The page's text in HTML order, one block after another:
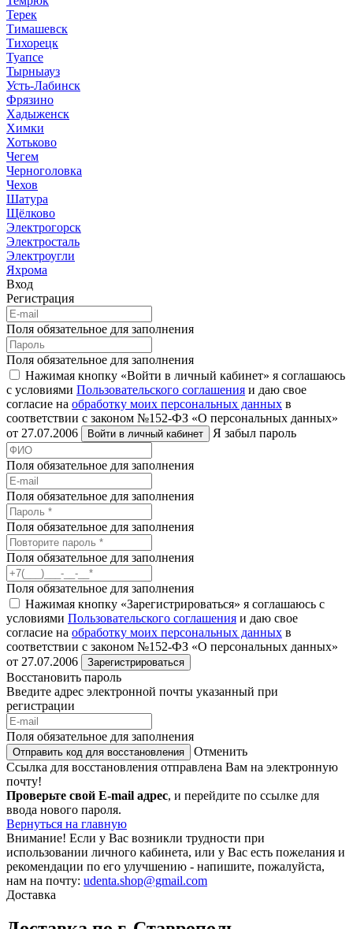
Терек
Тимашевск
Тихорецк
Туапсе
Тырныауз
Усть-Лабинск
Фрязино
Хадыженск
Химки
Хотьково
Чегем
Черноголовка
Чехов
Шатура
Щёлково
Электрогорск
Электросталь
Электроугли
Яхрома
Вход
Регистрация
Поля обязательное для заполнения
Поля обязательное для заполнения
Нажимая кнопку «Войти в личный кабинет» я соглашаюсь
с условиями Пользовательского соглашения и даю свое
согласие на обработку моих персональных данных в
соответствии с законом №152-ФЗ «О персональных данных»
от 27.07.2006
Войти в личный кабинет Я забыл пароль
Поля обязательное для заполнения
Поля обязательное для заполнения
Поля обязательное для заполнения
Поля обязательное для заполнения
Поля обязательное для заполнения
Нажимая кнопку «Зарегистрироваться» я соглашаюсь с
условиями Пользовательского соглашения и даю свое
согласие на обработку моих персональных данных в
соответствии с законом №152-ФЗ «О персональных данных»
от 27.07.2006
Зарегистрироваться
Восстановить пароль
Введите адрес электронной почты указанный при
регистрации
Поля обязательное для заполнения
Отправить код для восстановления
Отменить
Ссылка для восстановления отправлена Вам на электронную
почту!
Проверьте свой E-mail адрес, и перейдите по ссылке для
ввода нового пароля.
Вернуться на главную
Внимание! Если у Вас возникли трудности при
использовании личного кабинета, или у Вас есть пожелания и
рекомендации по его улучшению - напишите, пожалуйста,
нам на почту: udenta.shop@gmail.com
Доставка